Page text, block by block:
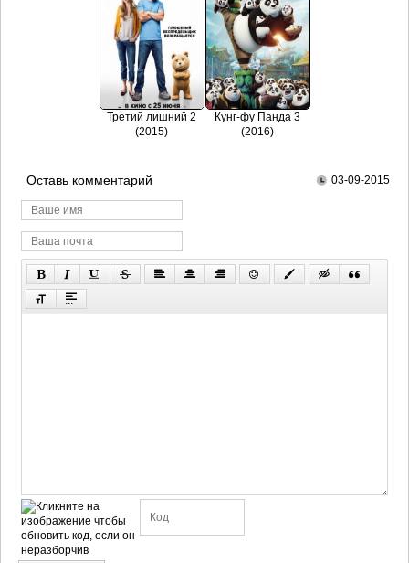
Третий лишний 2
(2015)
Кунг-фу Панда 3
(2016)
Оставь комментарий 03-09-2015